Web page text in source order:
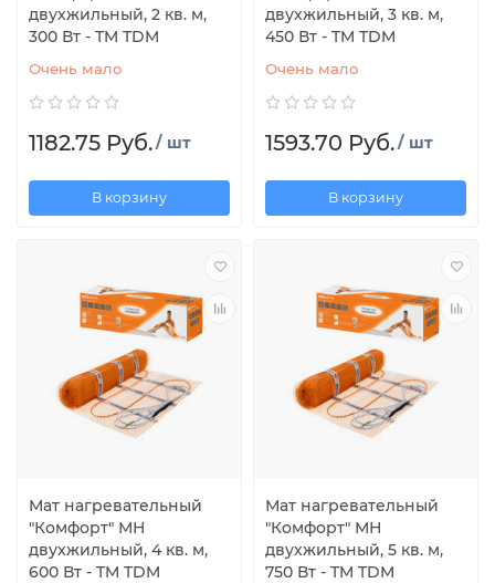
двухжильный, 2 кв. м,
300 Вт - TM TDM
Очень мало
1182.75 Руб./ шт
В корзину
двухжильный, 3 кв. м,
450 Вт - TM TDM
Очень мало
1593.70 Руб./ шт
В корзину
Мат нагревательный
"Комфорт" МН
двухжильный, 4 кв. м,
600 Вт - TM TDM
Мат нагревательный
"Комфорт" МН
двухжильный, 5 кв. м,
750 Вт - TM TDM